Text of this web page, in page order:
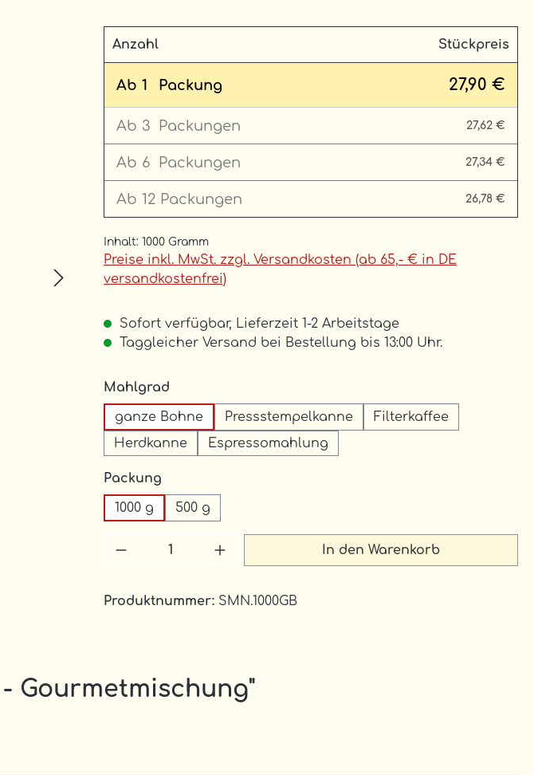
Anzahl Stückpreis
Ab 1 Packung 27,90 €
Ab 3 Packungen 27,62 €
Ab 6 Packungen 27,34 €
Ab 12 Packungen 26,78 €
Inhalt: 1000 Gramm
Preise inkl. MwSt. zzgl. Versandkosten (ab 65,- € in DE
versandkostenfrei)
Sofort verfügbar, Lieferzeit 1-2 Arbeitstage
Taggleicher Versand bei Bestellung bis 13:00 Uhr.
Mahlgrad
ganze Bohne Pressstempelkanne
Filterkaffee
Herdkanne
Espressomahlung
Packung
1000 g 500 g
Produkt Anzahl: Gib den gewünschten
In den Warenkorb
Produktnummer: SMN.1000GB
Gourmetmischung"